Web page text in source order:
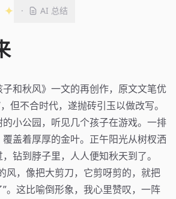
· AI 总结
和秋风》一文的再创作，原文文笔优
但不合时代，遂抛砖引玉以做改写。
小公园，听见几个孩子在游戏。一排
盖着厚厚的金叶。正午阳光从树杈洒
钻到脖子里，人人便知秋天到了。
风，像把大剪刀，它剪呀剪的，就把
。这比喻倒形象，我心里赞叹，一阵